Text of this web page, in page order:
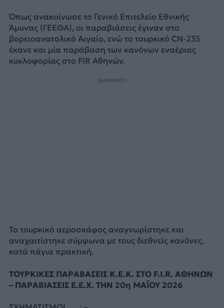
Όπως ανακοίνωσε το Γενικό Επιτελείο Εθνικής
Άμυνας (ΓΕΕΘΑ), οι παραβιάσεις έγιναν στο
βορειοανατολικό Αιγαίο, ενώ το τουρκικό CN-235
έκανε και μία παράβαση των κανόνων εναέριας
κυκλοφορίας στο FIR Αθηνών.
ΔΙΑΦΗΜΙΣΗ
Το τουρκικό αεροσκάφος αναγνωρίστηκε και
αναχαιτίστηκε σύμφωνα με τους διεθνείς κανόνες,
κατά πάγια πρακτική.
ΤΟΥΡΚΙΚΕΣ ΠΑΡΑΒΑΣΕΙΣ Κ.Ε.Κ. ΣΤΟ F.I.R. ΑΘΗΝΩΝ
– ΠΑΡΑΒΙΑΣΕΙΣ Ε.Ε.Χ. ΤΗΝ 20η ΜΑΪΟΥ 2026